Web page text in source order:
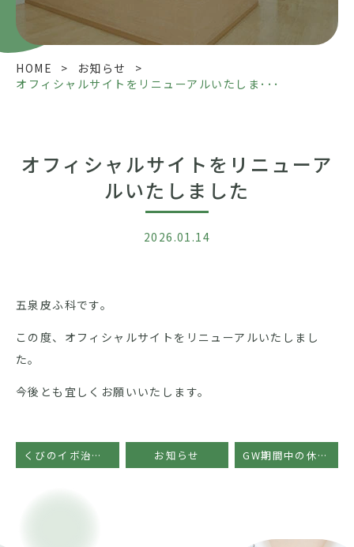
HOME > お知らせ
>
オフィシャルサイトをリニューアルいたしま･･･
オフィシャルサイトをリニューア
ルいたしました
2026.01.14
五泉皮ふ科です。
この度、オフィシャルサイトをリニューアルいたしまし
た。
今後とも宜しくお願いいたします。
くびのイボ治療SPOTLESS のページを公開しました。 お知らせ GW期間中の休診日のお知らせ